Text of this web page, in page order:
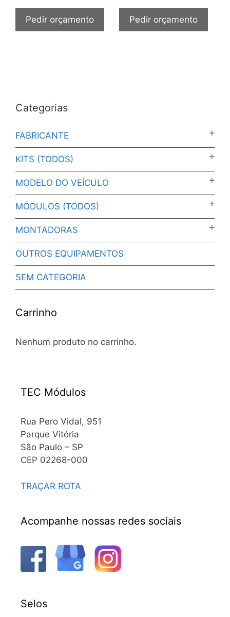
Pedir orçamento Pedir orçamento
Categorias
FABRICANTE
KITS (TODOS)
MODELO DO VEÍCULO
MÓDULOS (TODOS)
MONTADORAS
OUTROS EQUIPAMENTOS
SEM CATEGORIA
Carrinho
Nenhum produto no carrinho.
TEC Módulos
Rua Pero Vidal, 951
Parque Vitória
São Paulo – SP
CEP 02268-000
TRAÇAR ROTA
Acompanhe nossas redes sociais
Selos